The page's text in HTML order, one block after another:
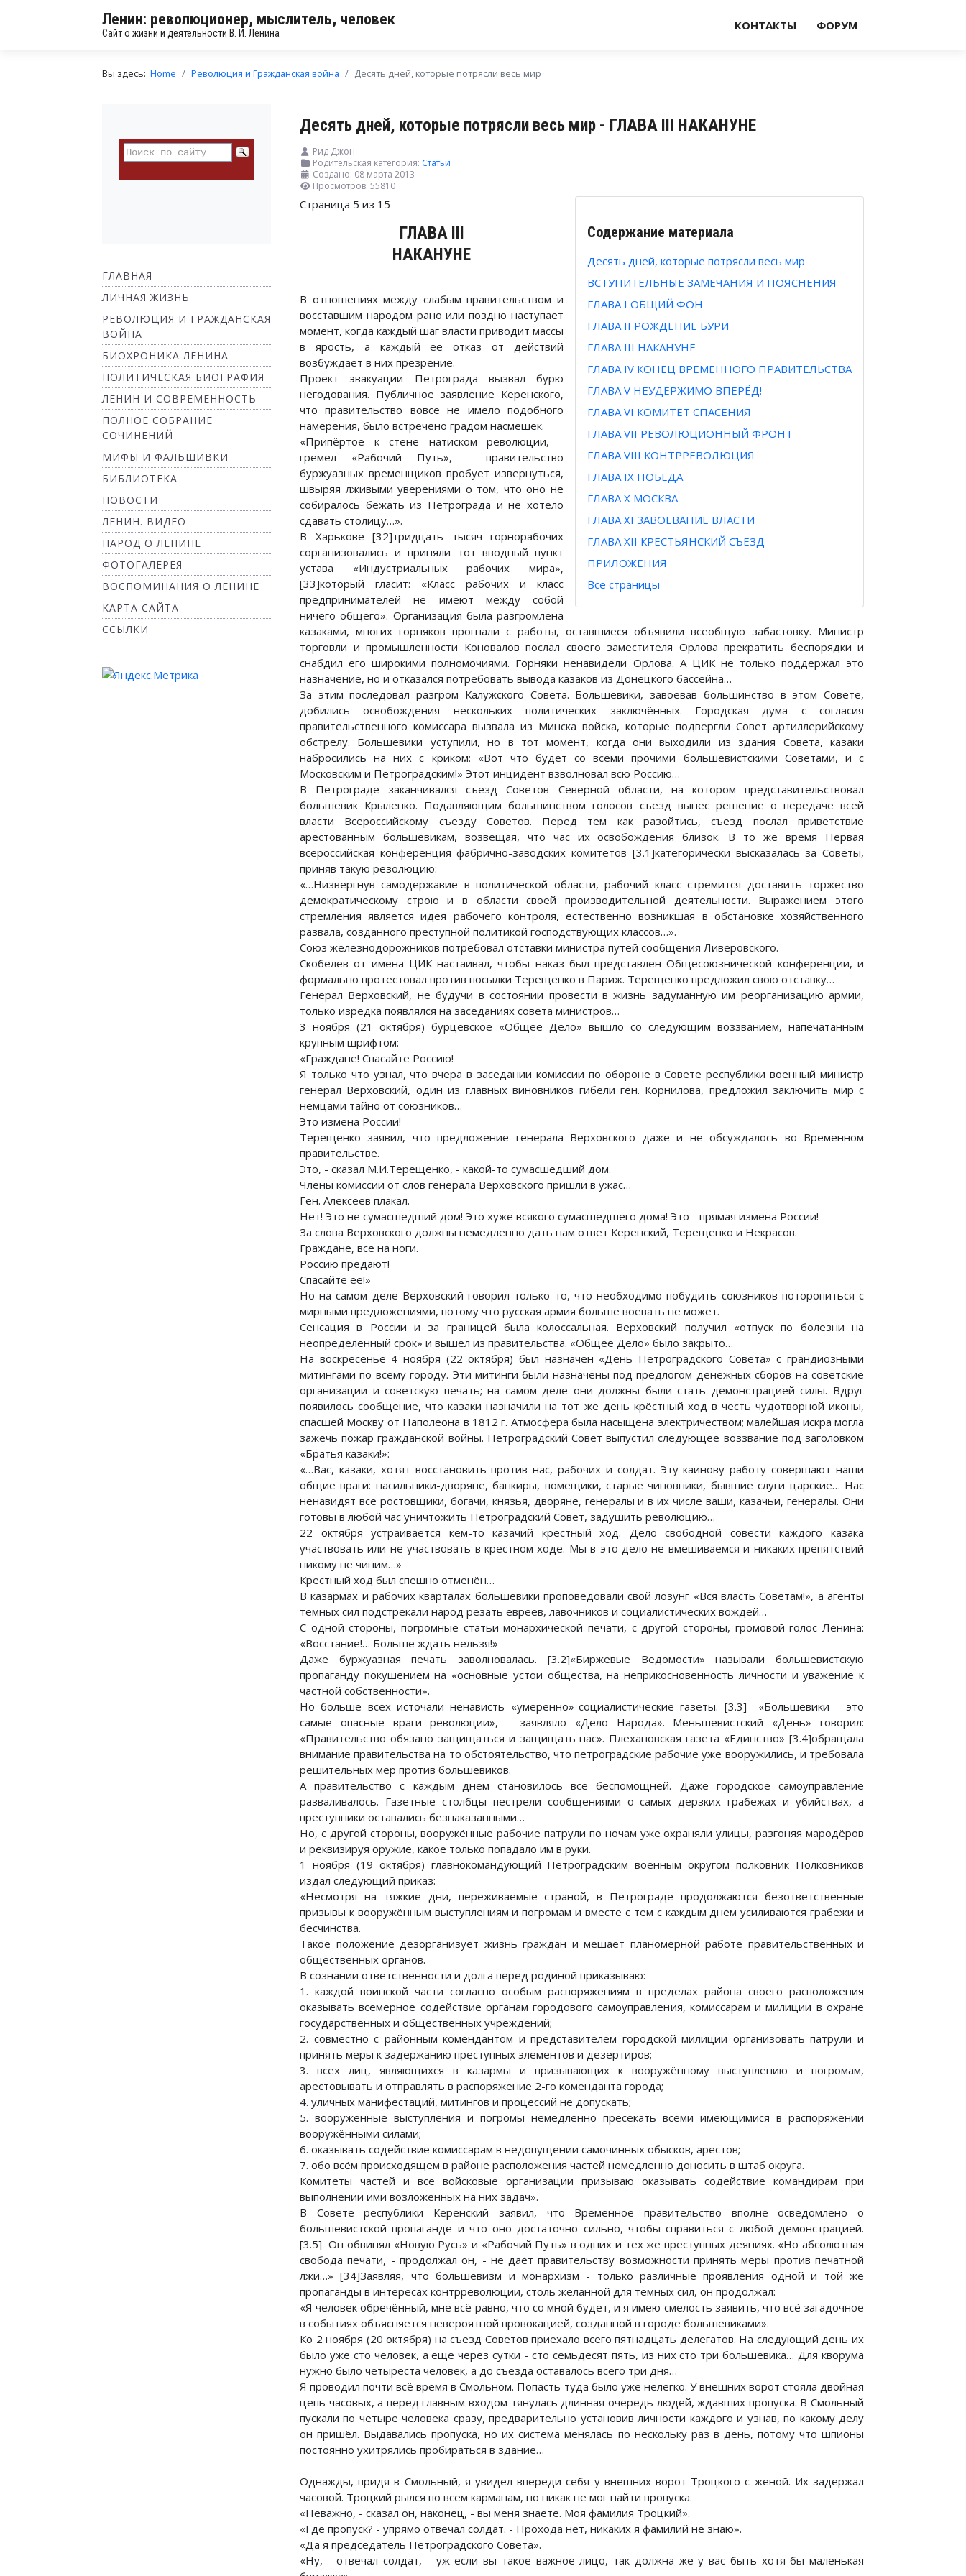
Ленин: революционер, мыслитель, человек
Сайт о жизни и деятельности В. И. Ленина
КОНТАКТЫ ФОРУМ
Вы здесь: Home Революция и Гражданская война Десять дней, которые потрясли весь мир
ГЛАВНАЯ
ЛИЧНАЯ ЖИЗНЬ
РЕВОЛЮЦИЯ И ГРАЖДАНСКАЯ
ВОЙНА
БИОХРОНИКА ЛЕНИНА
ПОЛИТИЧЕСКАЯ БИОГРАФИЯ
ЛЕНИН И СОВРЕМЕННОСТЬ
ПОЛНОЕ СОБРАНИЕ
СОЧИНЕНИЙ
МИФЫ И ФАЛЬШИВКИ
БИБЛИОТЕКА
НОВОСТИ
ЛЕНИН. ВИДЕО
НАРОД О ЛЕНИНЕ
ФОТОГАЛЕРЕЯ
ВОСПОМИНАНИЯ О ЛЕНИНЕ
КАРТА САЙТА
ССЫЛКИ
Десять дней, которые потрясли весь мир - ГЛАВА III НАКАНУНЕ
Рид Джон
Родительская категория: Статьи
Создано: 08 марта 2013
Просмотров: 55810
Содержание материала
Десять дней, которые потрясли весь мир
ВСТУПИТЕЛЬНЫЕ ЗАМЕЧАНИЯ И ПОЯСНЕНИЯ
ГЛАВА I ОБЩИЙ ФОН
ГЛАВА II РОЖДЕНИЕ БУРИ
ГЛАВА III НАКАНУНЕ
ГЛАВА IV КОНЕЦ ВРЕМЕННОГО ПРАВИТЕЛЬСТВА
ГЛАВА V НЕУДЕРЖИМО ВПЕРЁД!
ГЛАВА VI КОМИТЕТ СПАСЕНИЯ
ГЛАВА VII РЕВОЛЮЦИОННЫЙ ФРОНТ
ГЛАВА VIII КОНТРРЕВОЛЮЦИЯ
ГЛАВА IX ПОБЕДА
ГЛАВА Х МОСКВА
ГЛАВА XI ЗАВОЕВАНИЕ ВЛАСТИ
ГЛАВА XII КРЕСТЬЯНСКИЙ СЪЕЗД
ПРИЛОЖЕНИЯ
Все страницы
Страница 5 из 15
ГЛАВА III
НАКАНУНЕ
В отношениях между слабым правительством и
восставшим народом рано или поздно наступает
момент, когда каждый шаг власти приводит массы
в ярость, а каждый её отказ от действий
возбуждает в них презрение.
Проект эвакуации Петрограда вызвал бурю
негодования. Публичное заявление Керенского,
что правительство вовсе не имело подобного
намерения, было встречено градом насмешек.
«Припёртое к стене натиском революции, -
гремел «Рабочий Путь», - правительство
буржуазных временщиков пробует извернуться,
швыряя лживыми уверениями о том, что оно не
собиралось бежать из Петрограда и не хотело
сдавать столицу…».
В Харькове [32]тридцать тысяч горнорабочих
сорганизовались и приняли тот вводный пункт
устава «Индустриальных рабочих мира»,
[33]который гласит: «Класс рабочих и класс
предпринимателей не имеют между собой
ничего общего». Организация была разгромлена
казаками, многих горняков прогнали с работы, оставшиеся объявили всеобщую забастовку. Министр
торговли и промышленности Коновалов послал своего заместителя Орлова прекратить беспорядки и
снабдил его широкими полномочиями. Горняки ненавидели Орлова. А ЦИК не только поддержал это
назначение, но и отказался потребовать вывода казаков из Донецкого бассейна…
За этим последовал разгром Калужского Совета. Большевики, завоевав большинство в этом Совете,
добились освобождения нескольких политических заключённых. Городская дума с согласия
правительственного комиссара вызвала из Минска войска, которые подвергли Совет артиллерийскому
обстрелу. Большевики уступили, но в тот момент, когда они выходили из здания Совета, казаки
набросились на них с криком: «Вот что будет со всеми прочими большевистскими Советами, и с
Московским и Петроградским!» Этот инцидент взволновал всю Россию…
В Петрограде заканчивался съезд Советов Северной области, на котором представительствовал
большевик Крыленко. Подавляющим большинством голосов съезд вынес решение о передаче всей
власти Всероссийскому съезду Советов. Перед тем как разойтись, съезд послал приветствие
арестованным большевикам, возвещая, что час их освобождения близок. В то же время Первая
всероссийская конференция фабрично-заводских комитетов [3.1]категорически высказалась за Советы,
приняв такую резолюцию:
«…Низвергнув самодержавие в политической области, рабочий класс стремится доставить торжество
демократическому строю и в области своей производительной деятельности. Выражением этого
стремления является идея рабочего контроля, естественно возникшая в обстановке хозяйственного
развала, созданного преступной политикой господствующих классов…».
Союз железнодорожников потребовал отставки министра путей сообщения Ливеровского.
Скобелев от имена ЦИК настаивал, чтобы наказ был представлен Общесоюзнической конференции, и
формально протестовал против посылки Терещенко в Париж. Терещенко предложил свою отставку…
Генерал Верховский, не будучи в состоянии провести в жизнь задуманную им реорганизацию армии,
только изредка появлялся на заседаниях совета министров…
3 ноября (21 октября) бурцевское «Общее Дело» вышло со следующим воззванием, напечатанным
крупным шрифтом:
«Граждане! Спасайте Россию!
Я только что узнал, что вчера в заседании комиссии по обороне в Совете республики военный министр
генерал Верховский, один из главных виновников гибели ген. Корнилова, предложил заключить мир с
немцами тайно от союзников…
Это измена России!
Терещенко заявил, что предложение генерала Верховского даже и не обсуждалось во Временном
правительстве.
Это, - сказал М.И.Терещенко, - какой-то сумасшедший дом.
Члены комиссии от слов генерала Верховского пришли в ужас…
Ген. Алексеев плакал.
Нет! Это не сумасшедший дом! Это хуже всякого сумасшедшего дома! Это - прямая измена России!
За слова Верховского должны немедленно дать нам ответ Керенский, Терещенко и Некрасов.
Граждане, все на ноги.
Россию предают!
Спасайте её!»
Но на самом деле Верховский говорил только то, что необходимо побудить союзников поторопиться с
мирными предложениями, потому что русская армия больше воевать не может.
Сенсация в России и за границей была колоссальная. Верховский получил «отпуск по болезни на
неопределённый срок» и вышел из правительства. «Общее Дело» было закрыто…
На воскресенье 4 ноября (22 октября) был назначен «День Петроградского Совета» с грандиозными
митингами по всему городу. Эти митинги были назначены под предлогом денежных сборов на советские
организации и советскую печать; на самом деле они должны были стать демонстрацией силы. Вдруг
появилось сообщение, что казаки назначили на тот же день крёстный ход в честь чудотворной иконы,
спасшей Москву от Наполеона в 1812 г. Атмосфера была насыщена электричеством; малейшая искра могла
зажечь пожар гражданской войны. Петроградский Совет выпустил следующее воззвание под заголовком
«Братья казаки!»:
«…Вас, казаки, хотят восстановить против нас, рабочих и солдат. Эту каинову работу совершают наши
общие враги: насильники-дворяне, банкиры, помещики, старые чиновники, бывшие слуги царские… Нас
ненавидят все ростовщики, богачи, князья, дворяне, генералы и в их числе ваши, казачьи, генералы. Они
готовы в любой час уничтожить Петроградский Совет, задушить революцию…
22 октября устраивается кем-то казачий крестный ход. Дело свободной совести каждого казака
участвовать или не участвовать в крестном ходе. Мы в это дело не вмешиваемся и никаких препятствий
никому не чиним…»
Крестный ход был спешно отменён…
В казармах и рабочих кварталах большевики проповедовали свой лозунг «Вся власть Советам!», а агенты
тёмных сил подстрекали народ резать евреев, лавочников и социалистических вождей…
С одной стороны, погромные статьи монархической печати, с другой стороны, громовой голос Ленина:
«Восстание!… Больше ждать нельзя!»
Даже буржуазная печать заволновалась. [3.2]«Биржевые Ведомости» называли большевистскую
пропаганду покушением на «основные устои общества, на неприкосновенность личности и уважение к
частной собственности».
Но больше всех источали ненависть «умеренно»-социалистические газеты. [3.3] «Большевики - это
самые опасные враги революции», - заявляло «Дело Народа». Меньшевистский «День» говорил:
«Правительство обязано защищаться и защищать нас». Плехановская газета «Единство» [3.4]обращала
внимание правительства на то обстоятельство, что петроградские рабочие уже вооружились, и требовала
решительных мер против большевиков.
А правительство с каждым днём становилось всё беспомощней. Даже городское самоуправление
разваливалось. Газетные столбцы пестрели сообщениями о самых дерзких грабежах и убийствах, а
преступники оставались безнаказанными…
Но, с другой стороны, вооружённые рабочие патрули по ночам уже охраняли улицы, разгоняя мародёров
и реквизируя оружие, какое только попадало им в руки.
1 ноября (19 октября) главнокомандующий Петроградским военным округом полковник Полковников
издал следующий приказ:
«Несмотря на тяжкие дни, переживаемые страной, в Петрограде продолжаются безответственные
призывы к вооружённым выступлениям и погромам и вместе с тем с каждым днём усиливаются грабежи и
бесчинства.
Такое положение дезорганизует жизнь граждан и мешает планомерной работе правительственных и
общественных органов.
В сознании ответственности и долга перед родиной приказываю:
1. каждой воинской части согласно особым распоряжениям в пределах района своего расположения
оказывать всемерное содействие органам городового самоуправления, комиссарам и милиции в охране
государственных и общественных учреждений;
2. совместно с районным комендантом и представителем городской милиции организовать патрули и
принять меры к задержанию преступных элементов и дезертиров;
3. всех лиц, являющихся в казармы и призывающих к вооружённому выступлению и погромам,
арестовывать и отправлять в распоряжение 2-го коменданта города;
4. уличных манифестаций, митингов и процессий не допускать;
5. вооружённые выступления и погромы немедленно пресекать всеми имеющимися в распоряжении
вооружёнными силами;
6. оказывать содействие комиссарам в недопущении самочинных обысков, арестов;
7. обо всём происходящем в районе расположения частей немедленно доносить в штаб округа.
Комитеты частей и все войсковые организации призываю оказывать содействие командирам при
выполнении ими возложенных на них задач».
В Совете республики Керенский заявил, что Временное правительство вполне осведомлено о
большевистской пропаганде и что оно достаточно сильно, чтобы справиться с любой демонстрацией.
[3.5] Он обвинял «Новую Русь» и «Рабочий Путь» в одних и тех же преступных деяниях. «Но абсолютная
свобода печати, - продолжал он, - не даёт правительству возможности принять меры против печатной
лжи…» [34]Заявляя, что большевизм и монархизм - только различные проявления одной и той же
пропаганды в интересах контрреволюции, столь желанной для тёмных сил, он продолжал:
«Я человек обречённый, мне всё равно, что со мной будет, и я имею смелость заявить, что всё загадочное
в событиях объясняется невероятной провокацией, созданной в городе большевиками».
Ко 2 ноября (20 октября) на съезд Советов приехало всего пятнадцать делегатов. На следующий день их
было уже сто человек, а ещё через сутки - сто семьдесят пять, из них сто три большевика… Для кворума
нужно было четыреста человек, а до съезда оставалось всего три дня…
Я проводил почти всё время в Смольном. Попасть туда было уже нелегко. У внешних ворот стояла двойная
цепь часовых, а перед главным входом тянулась длинная очередь людей, ждавших пропуска. В Смольный
пускали по четыре человека сразу, предварительно установив личности каждого и узнав, по какому делу
он пришёл. Выдавались пропуска, но их система менялась по нескольку раз в день, потому что шпионы
постоянно ухитрялись пробираться в здание…
Однажды, придя в Смольный, я увидел впереди себя у внешних ворот Троцкого с женой. Их задержал
часовой. Троцкий рылся по всем карманам, но никак не мог найти пропуска.
«Неважно, - сказал он, наконец, - вы меня знаете. Моя фамилия Троцкий».
«Где пропуск? - упрямо отвечал солдат. - Прохода нет, никаких я фамилий не знаю».
«Да я председатель Петроградского Совета».
«Ну, - отвечал солдат, - уж если вы такое важное лицо, так должна же у вас быть хотя бы маленькая